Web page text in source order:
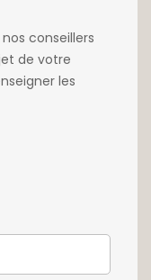
minutes à
des
en
conseillers
de votre
les